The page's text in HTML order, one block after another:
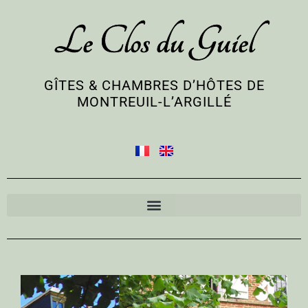
Le Clos du Guiel
GÎTES & CHAMBRES D’HÔTES DE
MONTREUIL-L’ARGILLÉ